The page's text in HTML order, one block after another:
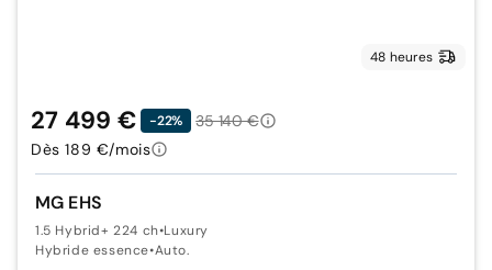
48 heures
MG EHS
1.5 Hybrid+ 224 ch•Luxury
Hybride essence•Auto.
27 499 € -22%
35 140 €
Dès 189 €/mois